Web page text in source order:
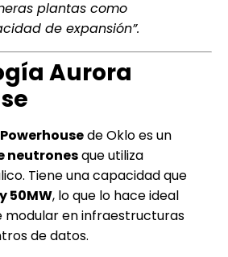
plantas como
de expansión”.
Aurora
de Oklo es un
neutronesque utiliza
Tiene una capacidad que
50MW, lo que lo hace ideal
modular en infraestructuras
de datos.